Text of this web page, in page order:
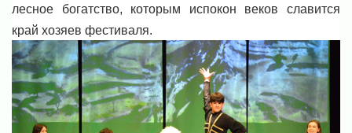
лесное богатство, которым испокон веков славится
край хозяев фестиваля.